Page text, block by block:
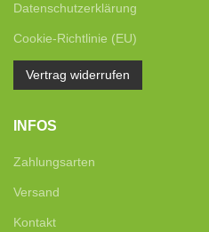
Datenschutzerklärung
Cookie-Richtlinie (EU)
Vertrag widerrufen
INFOS
Zahlungsarten
Versand
Kontakt